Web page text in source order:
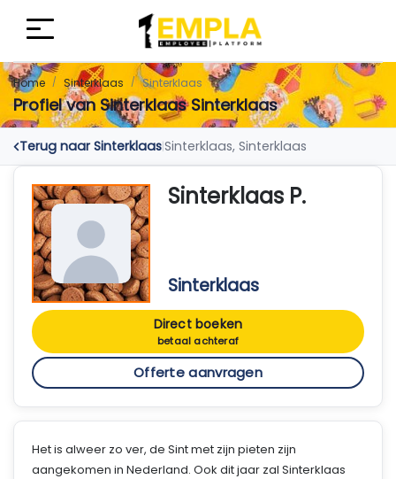
Home Sinterklaas Sinterklaas
Profiel van Sinterklaas Sinterklaas
Terug naar Sinterklaas|Sinterklaas, Sinterklaas
Sinterklaas P.
Sinterklaas
Direct boeken
betaal achteraf
Offerte aanvragen
Het is alweer zo ver, de Sint met zijn pieten zijn
aangekomen in Nederland. Ook dit jaar zal Sinterklaas